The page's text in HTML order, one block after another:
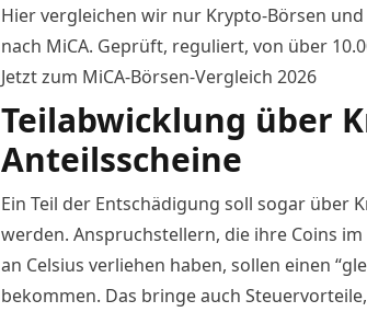
Hier vergleichen wir nur Krypto-Börsen
nach MiCA. Geprüft, reguliert, von über
Jetzt zum MiCA-Börsen-Vergleich 2026
Teilabwicklung über
Anteilsscheine
Ein Teil der Entschädigung soll sogar über
werden. Anspruchstellern, die ihre Coins
an Celsius verliehen haben, sollen einen
bekommen. Das bringe auch